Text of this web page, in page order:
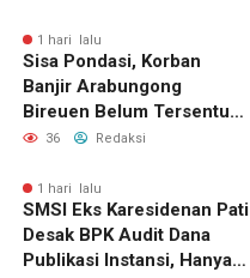
1 hari lalu
Sisa Pondasi, Korban
Banjir Arabungong
Bireuen Belum Tersentuh
Bantuan Pascabencana
36 Redaksi
1 hari lalu
SMSI Eks Karesidenan Pati
Desak BPK Audit Dana
Publikasi Instansi, Hanya